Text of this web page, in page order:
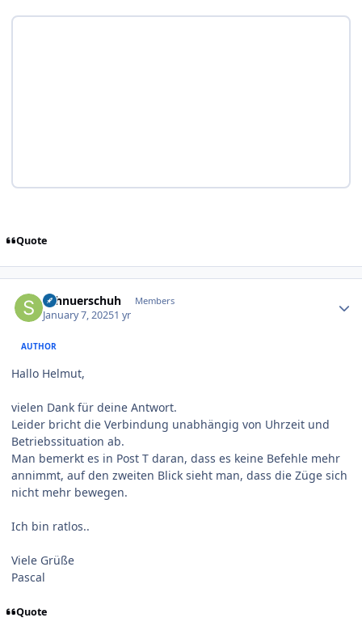
Quote
Schnuerschuh Members
January 7, 20251 yr
AUTHOR
Hallo Helmut,
vielen Dank für deine Antwort.
Leider bricht die Verbindung unabhängig von Uhrzeit und
Betriebssituation ab.
Man bemerkt es in Post T daran, dass es keine Befehle mehr
annimmt, auf den zweiten Blick sieht man, dass die Züge sich
nicht mehr bewegen.
Ich bin ratlos..
Viele Grüße
Pascal
Quote